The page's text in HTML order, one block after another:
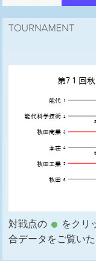
対戦点の
をクリ
合データをご覧いた